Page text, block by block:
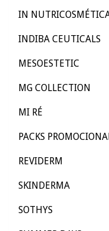
IN
INDIBA CEUTICALS
MESOESTETIC
MG COLLECTION
MI RÉ
PACKS
REVIDERM
SKINDERMA
SOTHYS